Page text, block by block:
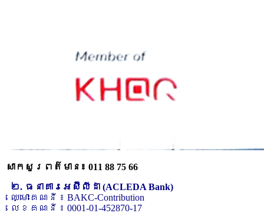
សាកសួរពត៌មាន៖ 011 88 75 66
២. ធនាគារអេស៊ីលីដា (ACLEDA Bank)
ឈ្មោះគណនី ៖ BAKC-Contribution
លេខគណនី ៖ 0001-01-452870-17